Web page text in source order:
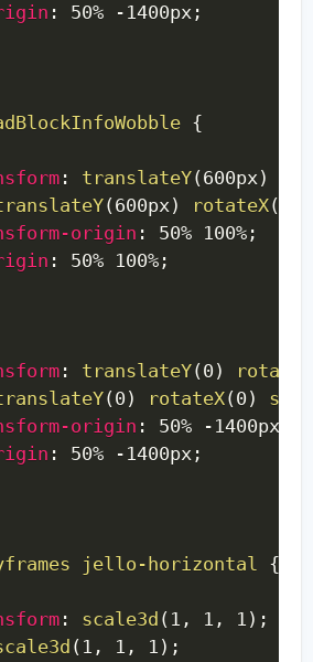
: 50% -1400px ;
{
: translateY(600px)
(600px) rotateX(
origin : 50% 100% ;
: 50% 100% ;
: translateY(0 )
rotateX
(0 ) rotateX(0 )
origin : 50% -1400px
: 50% -1400px ;
jello-horizontal {
: scale3d ( 1 , 1 , 1 ) ;
( 1 , 1 , 1 ) ;